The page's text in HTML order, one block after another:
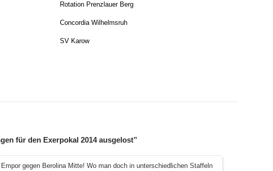
Rotation Prenzlauer Berg
Concordia Wilhelmsruh
SV Karow
für den Exerpokal 2014 ausgelost”
gegen Berolina Mitte! Wo man doch in unterschiedlichen Staffeln